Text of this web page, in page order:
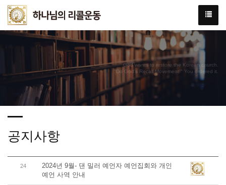
God wants to restore the Korean church.
"Do God's Recall Movement!" You ordered it.
공지사항
24
2024년 9월- 댄 밀러 예언자 예언집회와 개인
예언 사역 안내